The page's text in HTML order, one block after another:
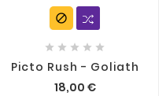

    
Picto Rush - Goliath
18,00 €